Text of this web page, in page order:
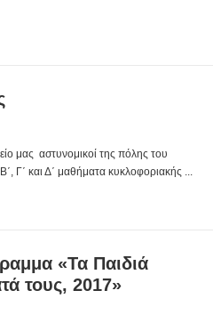
μας αστυνομικοί της πόλης του
Γ΄ και Δ΄ μαθήματα κυκλοφοριακής ...
«Τα Παιδιά
τους, 2017»